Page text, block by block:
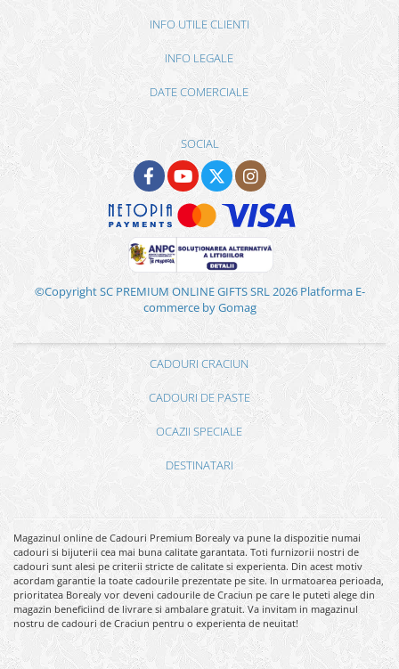
INFO UTILE CLIENTI
INFO LEGALE
DATE COMERCIALE
SOCIAL
©Copyright SC PREMIUM ONLINE GIFTS SRL 2026 Platforma E-
commerce by Gomag
CADOURI CRACIUN
CADOURI DE PASTE
OCAZII SPECIALE
DESTINATARI
Magazinul online de Cadouri Premium Borealy va pune la dispozitie numai
cadouri si bijuterii cea mai buna calitate garantata. Toti furnizorii nostri de
cadouri sunt alesi pe criterii stricte de calitate si experienta. Din acest motiv
acordam garantie la toate cadourile prezentate pe site. In urmatoarea perioada,
prioritatea Borealy vor deveni cadourile de Craciun pe care le puteti alege din
magazin beneficiind de livrare si ambalare gratuit. Va invitam in magazinul
nostru de cadouri de Craciun pentru o experienta de neuitat!